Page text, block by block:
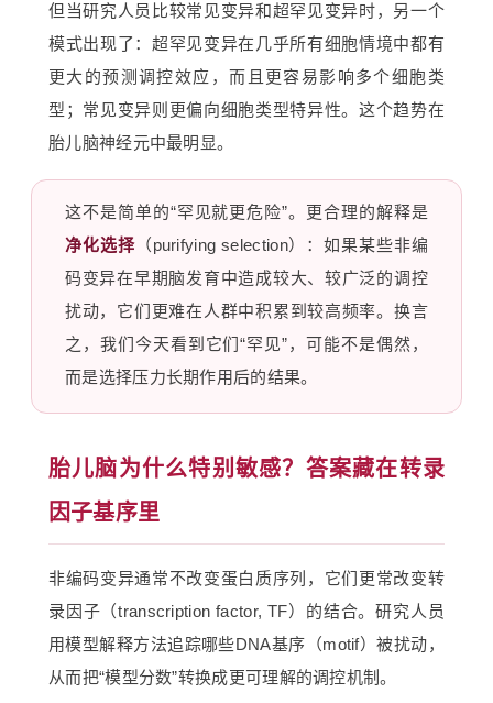
但当研究人员比较常见变异和超罕见变异时，另一个
模式出现了：超罕见变异在几乎所有细胞情境中都有
更大的预测调控效应，而且更容易影响多个细胞类
型；常见变异则更偏向细胞类型特异性。这个趋势在
胎儿脑神经元中最明显。
这不是简单的“罕见就更危险”。更合理的解释是
净化选择（purifying selection）：如果某些非编
码变异在早期脑发育中造成较大、较广泛的调控
扰动，它们更难在人群中积累到较高频率。换言
之，我们今天看到它们“罕见”，可能不是偶然，
而是选择压力长期作用后的结果。
胎儿脑为什么特别敏感？答案藏在转录
因子基序里
非编码变异通常不改变蛋白质序列，它们更常改变转
录因子（transcription factor, TF）的结合。研究人员
用模型解释方法追踪哪些DNA基序（motif）被扰动，
从而把“模型分数”转换成更可理解的调控机制。